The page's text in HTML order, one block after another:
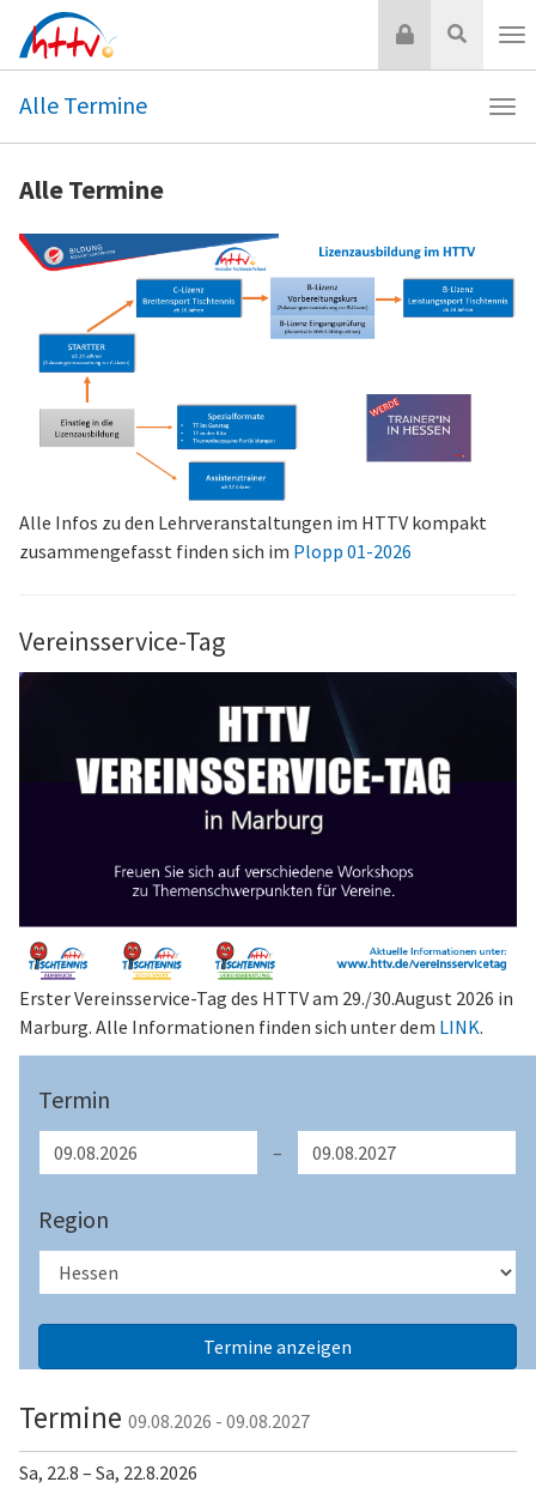
Inhalt
springen
Suche
Login
Alle
Alle Termine
Alle Termine
Alle Infos zu den Lehrveranstaltungen im HTTV kompakt
zusammengefasst finden sich im Plopp 01-2026
Vereinsservice-Tag
Erster Vereinsservice-Tag des HTTV am 29./30.August 2026 in
Marburg. Alle Informationen finden sich unter dem LINK.
Termin
–
Region
Termine 09.08.2026 - 09.08.2027
Sa, 22.8 – Sa, 22.8.2026